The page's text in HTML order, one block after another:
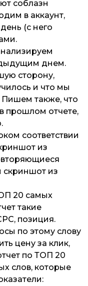
соблазн
в аккаунт,
(с него
днем.
сторону,
и что мы
Пишем также, что
прошлом отчете,
соответствии
из
скриншот из
20 самых
такие
позиция.
по этому слову
цену за клик,
по ТОП 20
слов, которые